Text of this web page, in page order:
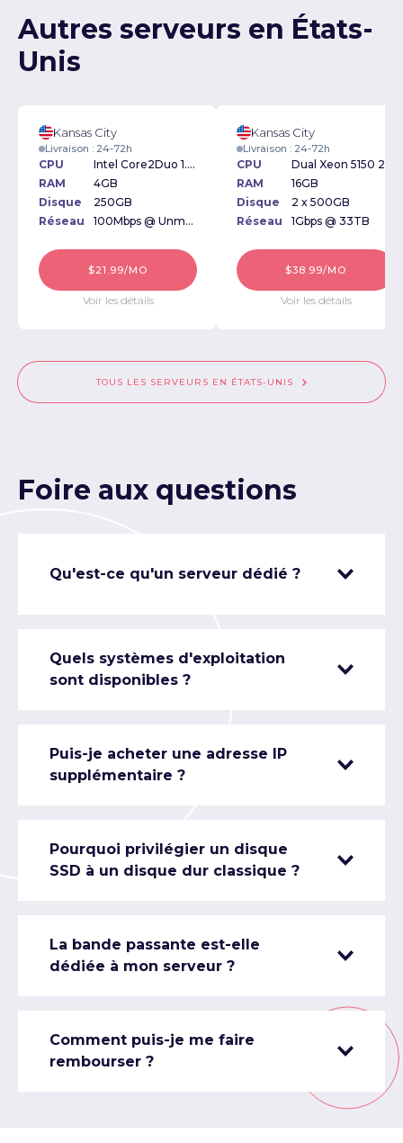
Autres serveurs en États-
Unis
Kansas City
Livraison : 24-72h
CPU
Intel Core2Duo 1.6GHz
RAM
4GB
Disque
250GB
Réseau
100Mbps @ Unmetered
$21.99/MO
Voir les détails
Kansas City
Livraison : 24-72h
CPU
RAM
16GB
Disque
2 x 500GB
Réseau
1Gbps @ 33TB
$38.99/MO
Voir les détails
TOUS LES SERVEURS EN ÉTATS-UNIS
Foire aux questions
Qu'est-ce qu'un serveur dédié ?
Quels systèmes d'exploitation
sont disponibles ?
Puis-je acheter une adresse IP
supplémentaire ?
Pourquoi privilégier un disque
SSD à un disque dur classique ?
La bande passante est-elle
dédiée à mon serveur ?
Comment puis-je me faire
rembourser ?